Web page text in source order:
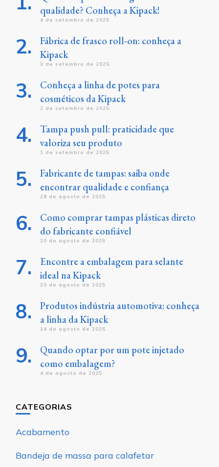
qualidade? Conheça a Kipack!
4 de setembro de 2025
Fábrica de frasco roll-on: conheça a
Kipack
3 de setembro de 2025
Conheça a linha de potes para
cosméticos da Kipack
2 de setembro de 2025
Tampa push pull: praticidade que
valoriza seu produto
1 de setembro de 2025
Fabricante de tampas: saiba onde
encontrar qualidade e confiança
28 de agosto de 2025
Como comprar tampas plásticas direto
do fabricante confiável
20 de agosto de 2025
Encontre a embalagem para selante
ideal na Kipack
20 de agosto de 2025
Produtos indústria automotiva: conheça
a linha da Kipack
14 de agosto de 2025
Quando optar por um pote injetado
como embalagem?
4 de agosto de 2025
CATEGORIAS
Acabamento
Bandeja de massa para calafetar